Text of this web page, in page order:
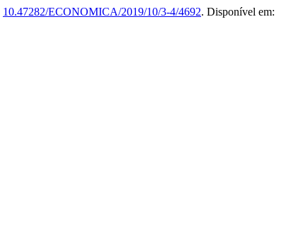
10.47282/ECONOMICA/2019/10/3-4/4692. Disponível em: